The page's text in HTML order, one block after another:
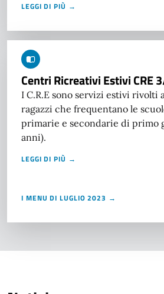
LEGGI DI PIÙ →
Centri Ricreativi Estivi CRE
I C.R.E sono servizi estivi rivolti
ragazzi che frequentano le
primarie e secondarie di primo
anni).
LEGGI DI PIÙ →
I MENU DI LUGLIO 2023 →